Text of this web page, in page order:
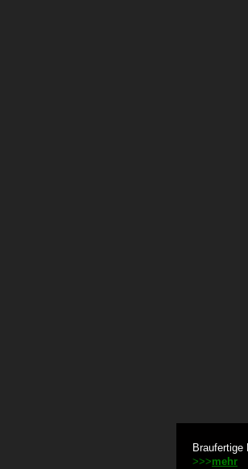
Braufertige
>>>mehr